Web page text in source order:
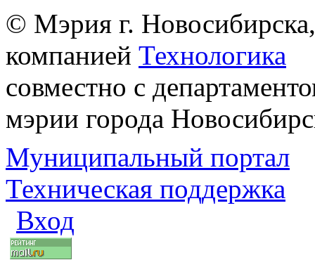
© Мэрия г.
компанией Технологика
совместно с
мэрии города
Муниципальный портал
Техническая поддержка
Вход